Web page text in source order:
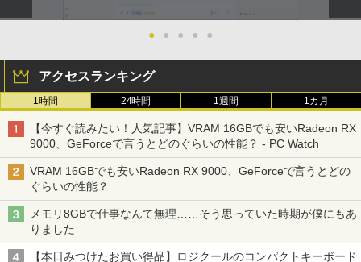
● ● ● ● ●
アクセスランキング
1時間 24時間 1週間 1カ月
【今すぐ読みたい！人気記事】VRAM 16GBでも安いRadeon RX
9000、GeForceで言うとどのぐらいの性能？ - PC Watch
VRAM 16GBでも安いRadeon RX 9000、GeForceで言うとどの
ぐらいの性能？
メモリ8GBで仕事なんて無理……そう思っていた時期が僕にもあ
りました
【本日みつけたお買い得品】ロジクールのコンパクトキーボード